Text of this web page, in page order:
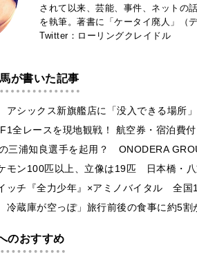
されて以来、芸能、事件、ネットの
を執筆。著書に「ケータイ廃人」（
Twitter：ローリングクレイドル
が書いた記事
アシックス新旗艦店に「没入できる場所
全レースを現地観戦！ 航空券・宿泊費
三浦知良選手を起用？ ONODERA
モン100匹以上、立像は19匹 日本橋・
ッチ『全力少年』×アミノバイタル 全国
冷蔵庫が空っぽ」旅行前後の食事に約5
のおすすめ